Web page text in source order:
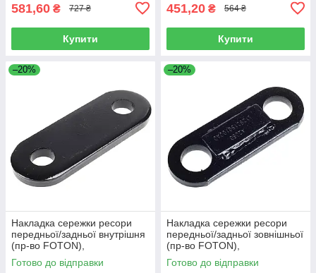
581,60 ₴ 727 ₴
Купити
451,20 ₴ 564 ₴
Купити
–20%
Накладка сережки ресори
передньої/задньої внутрішня
(пр-во FOTON),
L1292150200A0
Готово до відправки
–20%
Накладка сережки ресори
передньої/задньої зовнішньої
(пр-во FOTON),
L1292150100A0
Готово до відправки